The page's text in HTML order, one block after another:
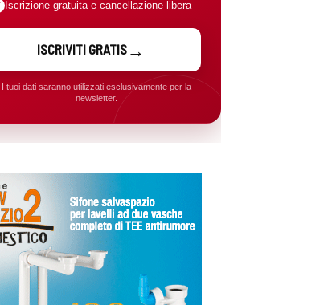
Iscrizione gratuita e cancellazione libera
ISCRIVITI GRATIS
I tuoi dati saranno utilizzati esclusivamente per la
newsletter.